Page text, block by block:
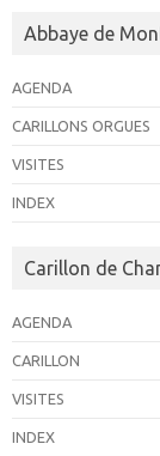
Abbaye de
AGENDA
CARILLONS ORGUES
VISITES
INDEX
Carillon de
AGENDA
CARILLON
VISITES
INDEX